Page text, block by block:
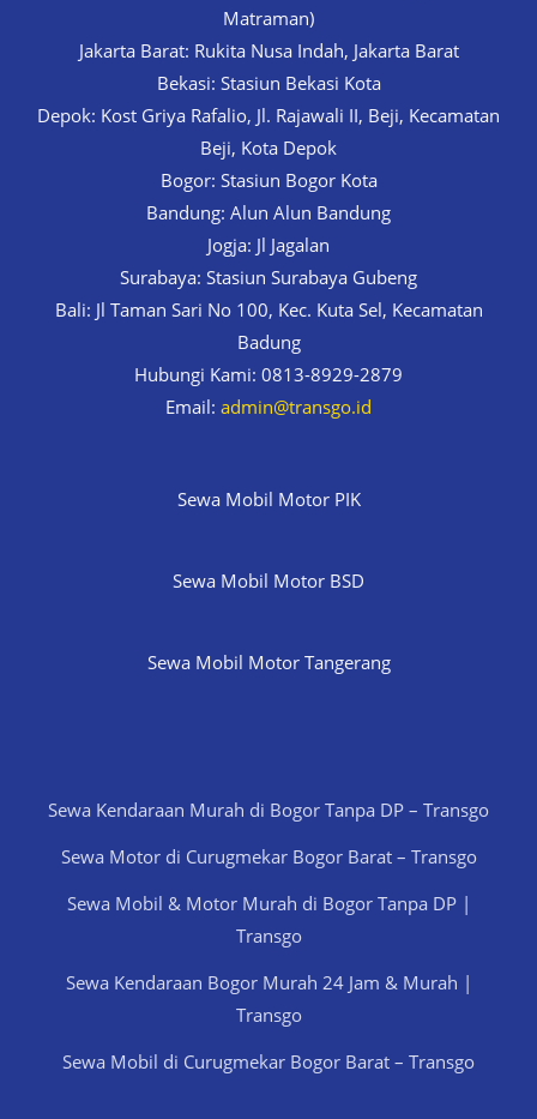
Matraman)
Jakarta Barat: Rukita Nusa Indah, Jakarta Barat
Bekasi: Stasiun Bekasi Kota
Depok: Kost Griya Rafalio, Jl. Rajawali II, Beji, Kecamatan
Beji, Kota Depok
Bogor: Stasiun Bogor Kota
Bandung: Alun Alun Bandung
Jogja: Jl Jagalan
Surabaya: Stasiun Surabaya Gubeng
Bali: Jl Taman Sari No 100, Kec. Kuta Sel, Kecamatan
Badung
Hubungi Kami: 0813-8929-2879
Email: admin@transgo.id
Sewa Mobil Motor PIK
Sewa Mobil Motor BSD
Sewa Mobil Motor Tangerang
Sewa Kendaraan Murah di Bogor Tanpa DP – Transgo
Sewa Motor di Curugmekar Bogor Barat – Transgo
Sewa Mobil & Motor Murah di Bogor Tanpa DP |
Transgo
Sewa Kendaraan Bogor Murah 24 Jam & Murah |
Transgo
Sewa Mobil di Curugmekar Bogor Barat – Transgo